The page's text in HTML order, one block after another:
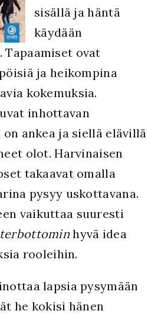
sisällä ja häntä
käydään
Tapaamiset ovat
ja heikompina
kokemuksia.
inhottavan
ankea ja siellä elävillä
olot. Harvinaisen
takaavat omalla
pysyy uskottavana.
vaikuttaa suuresti
hyvä idea
rooleihin.
lapsia pysymään
he kokisi hänen